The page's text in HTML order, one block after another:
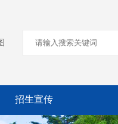
招生宣传